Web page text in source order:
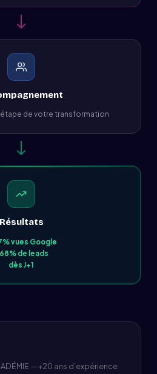
étape de votre transformation
Résultats
vues Google
de leads
dès J+1
— +20 ans d’expérience